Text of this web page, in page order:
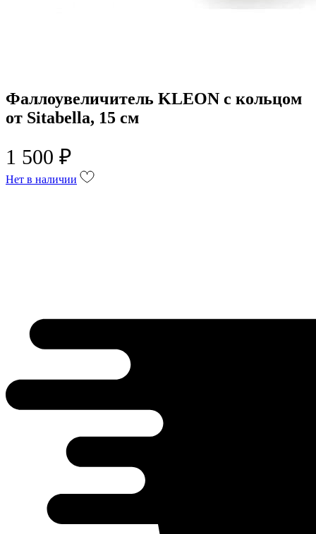
Фаллоувеличитель KLEON с кольцом
от Sitabella, 15 см
1 500 ₽
Нет в наличии